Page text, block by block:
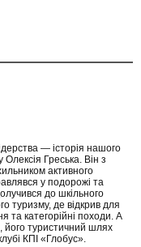
— історія нашого
Олексія Греська. Він з
активного
у подорожі та
до шкільного
туризму, де відкрив для
та категорійні походи. А
його туристичний шлях
КПІ «Глобус».